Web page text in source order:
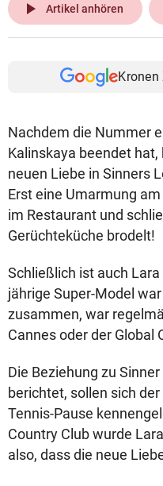
play_arrow Artikel anhören
Nachdem die Nummer
Kalinskaya beendet
neuen Liebe in Sinners
Erst eine Umarmung
im Restaurant und
Gerüchteküche brodelt!
Schließlich ist auch
jährige Super-Model
zusammen, war
Cannes oder der Global
Die Beziehung zu
berichtet, sollen sich
Tennis-Pause
Country Club wurde
also, dass die neue